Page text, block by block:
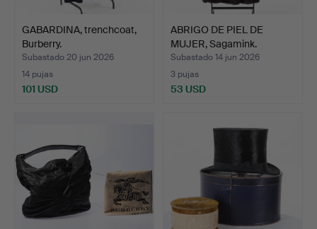
GABARDINA, trenchcoat,
Burberry.
Subastado 20 jun 2026
14 pujas
101 USD
ABRIGO DE PIEL DE
MUJER, Sagamink.
Subastado 14 jun 2026
3 pujas
53 USD